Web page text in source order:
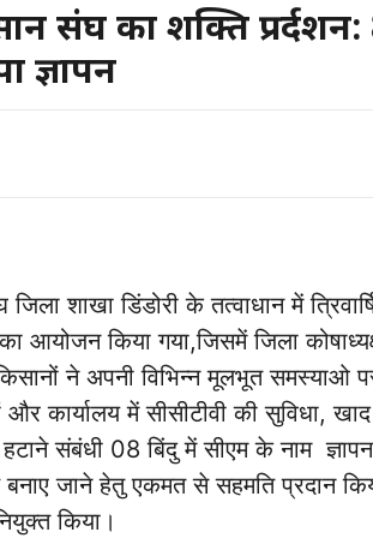
संघ का शक्ति
ज्ञापन
शाखा डिंडोरी के तत्वाधान में
आयोजन किया गया,जिसमें जिला
ने अपनी विभिन्न मूलभूत समस्याओ
कार्यालय में सीसीटीवी की सुविधा,
संबंधी 08 बिंदु में सीएम के नाम
बनाए जाने हेतु एकमत से सहमति प्रदान
किया।